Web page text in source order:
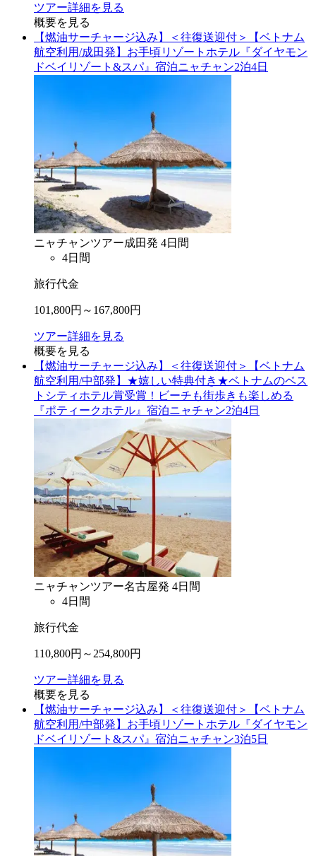
ツアー詳細を見る
概要を見る
【燃油サーチャージ込み】＜往復送迎付＞【ベトナム
航空利用/成田発】お手頃リゾートホテル『ダイヤモン
ドベイリゾート&スパ』宿泊ニャチャン2泊4日
ニャチャンツアー成田発 4日間
4日間
旅行代金
101,800円～ 167,800円
ツアー詳細を見る
概要を見る
【燃油サーチャージ込み】＜往復送迎付＞【ベトナム
航空利用/中部発】★嬉しい特典付き★ベトナムのベス
トシティホテル賞受賞！ビーチも街歩きも楽しめる
『ポティークホテル』宿泊ニャチャン2泊4日
ニャチャンツアー名古屋発 4日間
4日間
旅行代金
110,800円～ 254,800円
ツアー詳細を見る
概要を見る
【燃油サーチャージ込み】＜往復送迎付＞【ベトナム
航空利用/中部発】お手頃リゾートホテル『ダイヤモン
ドベイリゾート&スパ』宿泊ニャチャン3泊5日